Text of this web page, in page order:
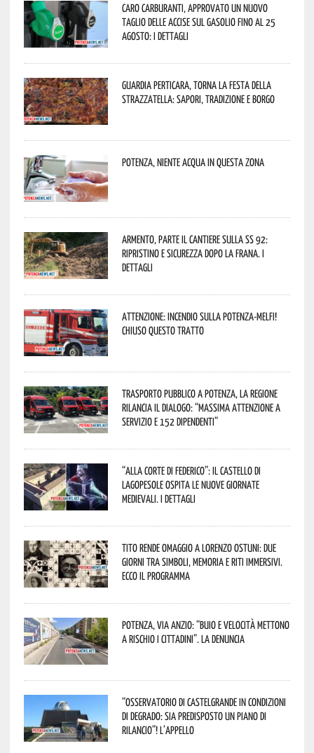
Caro carburanti, approvato un nuovo
taglio delle accise sul gasolio fino al 25
agosto: i dettagli
Guardia Perticara, torna la Festa della
Strazzatella: sapori, tradizione e borgo
Potenza, niente acqua in questa zona
Armento, parte il cantiere sulla SS 92:
ripristino e sicurezza dopo la frana. I
dettagli
Attenzione: incendio sulla Potenza-Melfi!
Chiuso questo tratto
Trasporto pubblico a Potenza, la Regione
rilancia il dialogo: “Massima attenzione a
servizio e 152 dipendenti”
“Alla corte di Federico”: il Castello di
Lagopesole ospita le nuove Giornate
Medievali. I dettagli
Tito rende omaggio a Lorenzo Ostuni: due
giorni tra simboli, memoria e riti immersivi.
Ecco il programma
Potenza, Via Anzio: “Buio e velocità mettono
a rischio i cittadini”. La denuncia
“Osservatorio di Castelgrande in condizioni
di degrado: sia predisposto un piano di
rilancio”! L’appello